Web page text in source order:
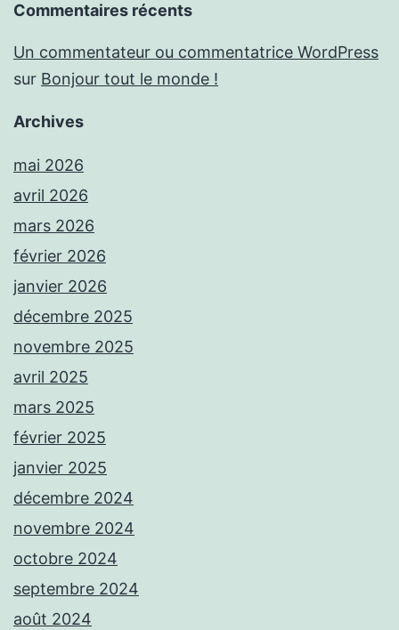
Commentaires récents
Un commentateur ou commentatrice WordPress
sur Bonjour tout le monde !
Archives
mai 2026
avril 2026
mars 2026
février 2026
janvier 2026
décembre 2025
novembre 2025
avril 2025
mars 2025
février 2025
janvier 2025
décembre 2024
novembre 2024
octobre 2024
septembre 2024
août 2024